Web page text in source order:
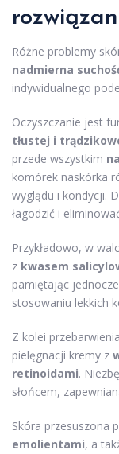
Różne problemy
nadmierna
indywidualnego
Oczyszczanie jest
tłustej i
przede wszystkim
komórek naskórka
wyglądu i kondycji.
łagodzić i
Przykładowo, w
z kwasem
pamiętając
stosowaniu lekkich
Z kolei
pielęgnacji kremy z
retinoidami.
słońcem,
Skóra przesuszona
emolientami, a